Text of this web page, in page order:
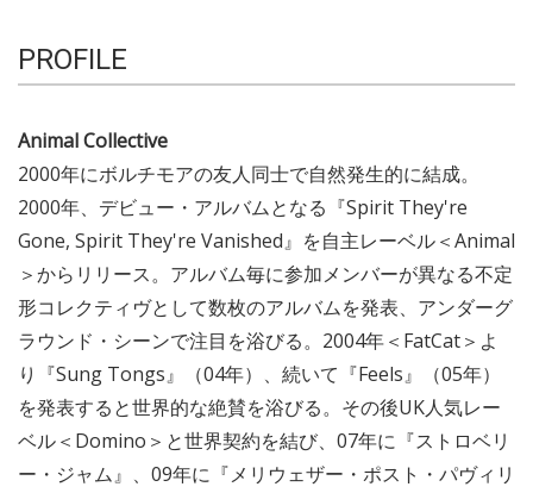
PROFILE
Animal Collective
2000年にボルチモアの友人同士で自然発生的に結成。
2000年、デビュー・アルバムとなる『Spirit They're
Gone, Spirit They're Vanished』を自主レーベル＜Animal
＞からリリース。アルバム毎に参加メンバーが異なる不定
形コレクティヴとして数枚のアルバムを発表、アンダーグ
ラウンド・シーンで注目を浴びる。2004年＜FatCat＞よ
り『Sung Tongs』（04年）、続いて『Feels』（05年）
を発表すると世界的な絶賛を浴びる。その後UK人気レー
ベル＜Domino＞と世界契約を結び、07年に『ストロベリ
ー・ジャム』、09年に『メリウェザー・ポスト・パヴィリ